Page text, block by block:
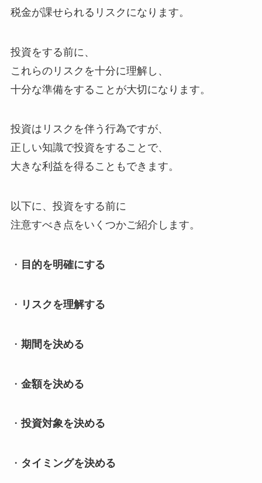
税金が課せられるリスクになります。
投資をする前に、
これらのリスクを十分に理解し、
十分な準備をすることが大切になります。
投資はリスクを伴う行為ですが、
正しい知識で投資をすることで、
大きな利益を得ることもできます。
以下に、投資をする前に
注意すべき点をいくつかご紹介します。
・ 目的を明確にする
・ リスクを理解する
・ 期間を決める
・ 金額を決める
・ 投資対象を決める
・ タイミングを決める